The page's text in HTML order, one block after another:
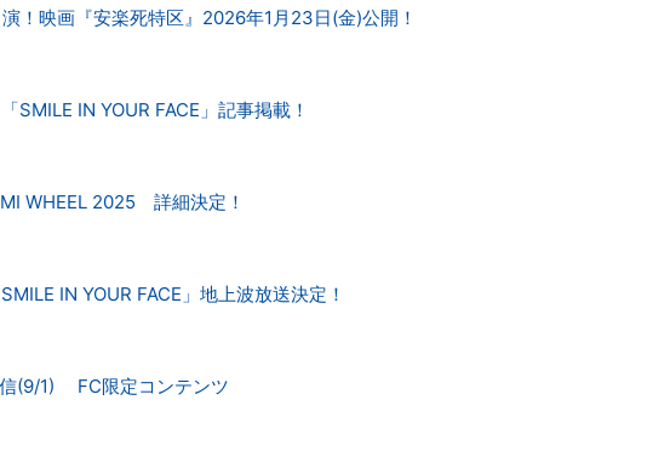
！映画『安楽死特区』2026年1月23日(金)公開！
SMILE IN YOUR FACE」記事掲載！
WHEEL 2025 詳細決定！
IN YOUR FACE」地上波放送決定！
(9/1) FC限定コンテンツ